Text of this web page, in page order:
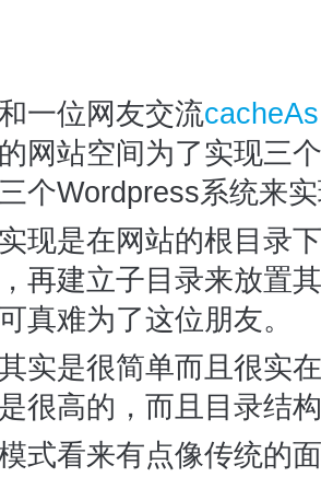
一位网友交流
网站空间为了实现三
个Wordpress系统来
现是在网站的根目录
再建立子目录来放置
真难为了这位朋友。
实是很简单而且很实
很高的，而且目录结
式看来有点像传统的